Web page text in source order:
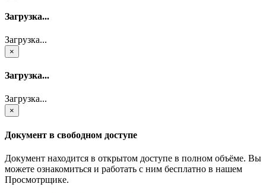
Загрузка...
Загрузка...
×
Загрузка...
Загрузка...
×
Документ в свободном доступе
Документ находится в открытом доступе в полном объёме. Вы
можете ознакомиться и работать с ним бесплатно в нашем
Просмотрщике.